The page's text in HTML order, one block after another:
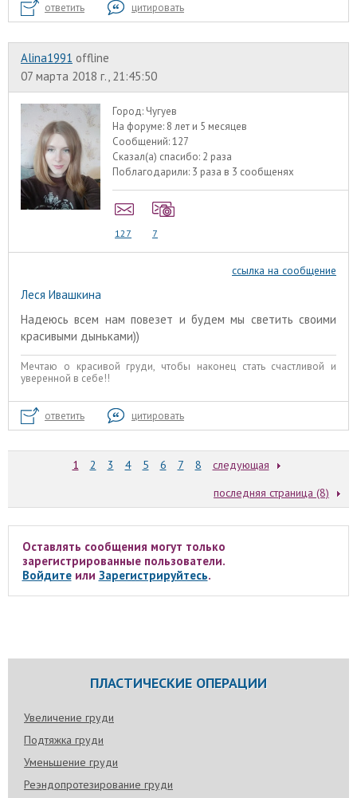
ответить цитировать
Alina1991 offline
07 марта 2018 г., 21:45:50
Город: Чугуев
На форуме: 8 лет и 5 месяцев
Сообщений:127
Сказал(а) спасибо: 2 раза
Поблагодарили: 3 раза в 3 сообщенях
127 7
ссылка на сообщение
Леся Ивашкина
Надеюсь всем нам повезет и будем мы светить своими
красивыми дыньками))
Мечтаю о красивой груди, чтобы наконец стать счастливой и
уверенной в себе!!
ответить цитировать
1 2 3 4 5 6 7 8
следующая
последняя страница (8)
Оставлять сообщения могут только
зарегистрированные пользователи.
Войдитеили Зарегистрируйтесь.
ПЛАСТИЧЕСКИЕ ОПЕРАЦИИ
Увеличение груди
Подтяжка груди
Уменьшение груди
Реэндопротезирование груди